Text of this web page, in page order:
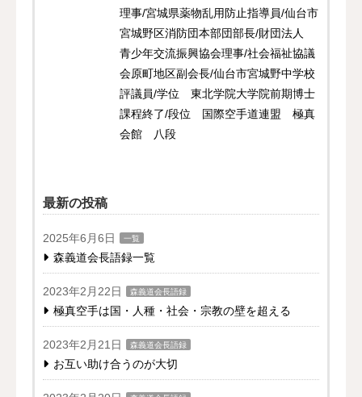
理事/宮城県薬物乱用防止指導員/仙台市
宮城野区消防団本部団部長/財団法人
青少年交流振興協会理事/社会福祉協議
会原町地区副会長/仙台市宮城野中学校
評議員/学位 東北学院大学院前期博士
課程終了/段位 国際空手道連盟 極真
会館 八段
最新の投稿
2025年6月6日 一覧
森義道会長語録一覧
2023年2月22日 森義道会長語録
極真空手は国・人種・社会・宗教の壁を超える
2023年2月21日 森義道会長語録
お互い助け合うのが大切